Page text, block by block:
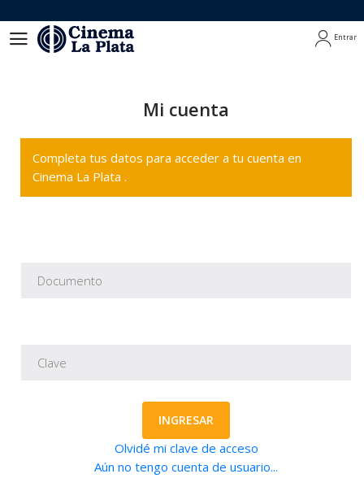
Entrar
Mi cuenta
Completa tus datos para acceder a tu cuenta en
Cinema La Plata .
INGRESAR
Olvidé mi clave de acceso
Aún no tengo cuenta de usuario...